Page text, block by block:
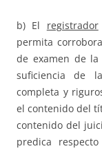
b) El registrador
permita
de examen de
suficiencia de
completa y
el contenido del
contenido del
predica